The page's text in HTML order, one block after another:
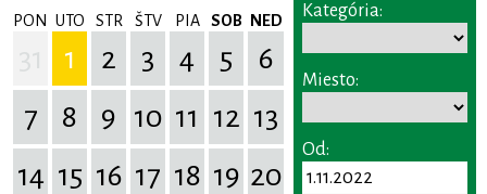
PON UTO STR ŠTV PIA SOB NED
1 2 3 4 5
6
7
8 9 10 11 12 13
14 15 16 17 18 19 20
Kategória:
Miesto:
Od: